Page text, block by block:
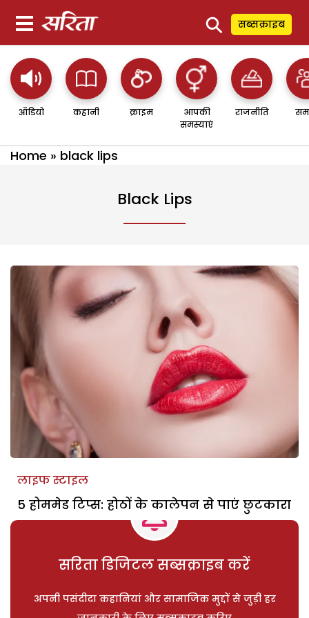
⚲ सब्सक्राइब
ऑडियो कहानी क्राइम
आपकी
समस्याएं
राजनीति
Home » black lips
Black Lips
लाइफ स्टाइल
5 होममेड टिप्स: होठों के कालेपन से पाएं छुटकारा
सरिता डिजिटल सब्सक्राइब करें
अपनी पसंदीदा कहानियां और सामाजिक मुद्दों से जुड़ी हर